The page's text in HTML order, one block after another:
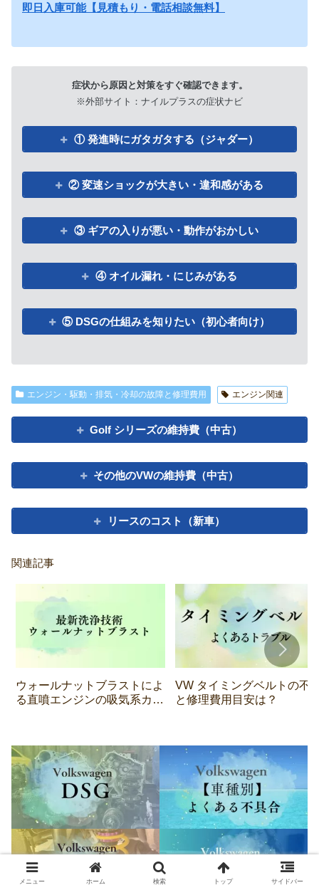
即日入庫可能【見積もり・電話相談無料】
症状から原因と対策をすぐ確認できます。
※外部サイト：ナイルプラスの症状ナビ
① 発進時にガタガタする（ジャダー）
② 変速ショックが大きい・違和感がある
③ ギアの入りが悪い・動作がおかしい
④ オイル漏れ・にじみがある
⑤ DSGの仕組みを知りたい（初心者向け）
エンジン・駆動・排気・冷却の故障と修理費用 エンジン関連
Golf シリーズの維持費（中古）
その他のVWの維持費（中古）
リースのコスト（新車）
関連記事
ウォールナットブラストによ
る直噴エンジンの吸気系カー
VW タイミングベルトの不
と修理費用目安は？
メニュー ホーム 検索 トップ サイドバー